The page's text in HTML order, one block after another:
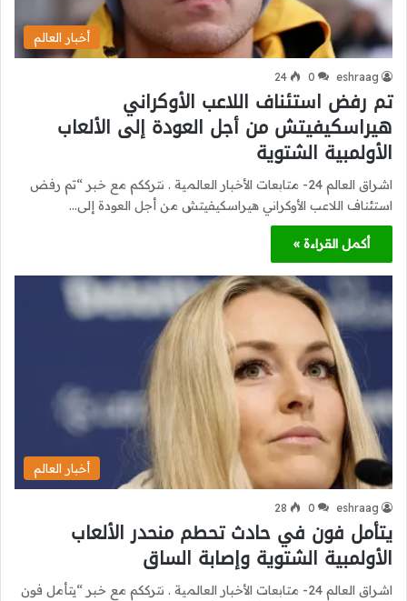
أخبار العالم
eshraag
0
24
تم رفض استئناف اللاعب الأوكراني
هيراسكيفيتش من أجل العودة إلى الألعاب
الأولمبية الشتوية
اشراق العالم 24- متابعات الأخبار العالمية . نترككم مع خبر “تم رفض
استئناف اللاعب الأوكراني هيراسكيفيتش من أجل العودة إلى…
أكمل القراءة »
أخبار العالم
eshraag
0
28
يتأمل فون في حادث تحطم منحدر الألعاب
الأولمبية الشتوية وإصابة الساق
اشراق العالم 24- متابعات الأخبار العالمية . نترككم مع خبر “يتأمل فون